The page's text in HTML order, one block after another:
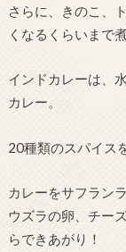
さらに、きのこ、
くなるくらいまで
インドカレーは、
カレー。
20種類のスパイス
カレーをサフラン
ウズラの卵、チー
らできあがり！